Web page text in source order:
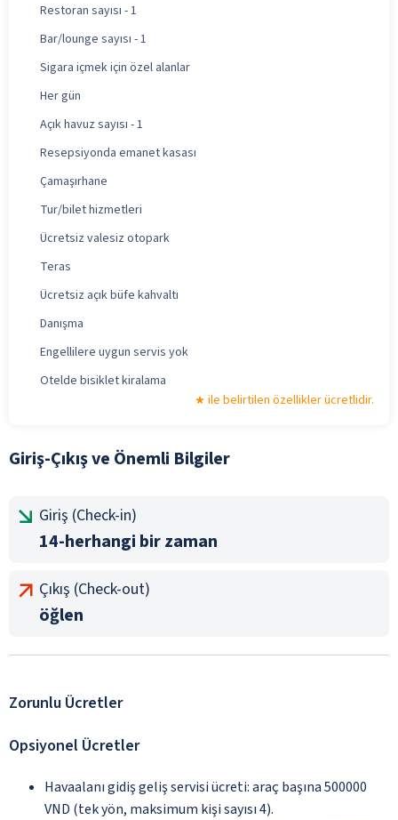
Restoran sayısı - 1
Bar/lounge sayısı - 1
Sigara içmek için özel alanlar
Her gün
Açık havuz sayısı - 1
Resepsiyonda emanet kasası
Çamaşırhane
Tur/bilet hizmetleri
Ücretsiz valesiz otopark
Teras
Ücretsiz açık büfe kahvaltı
Danışma
Engellilere uygun servis yok
Otelde bisiklet kiralama
ile belirtilen özellikler ücretlidir.
Giriş-Çıkış ve Önemli Bilgiler
Giriş (Check-in)
14-herhangi bir zaman
Çıkış (Check-out)
öğlen
Zorunlu Ücretler
Opsiyonel Ücretler
Havaalanı gidiş geliş servisi ücreti: araç başına 500000
VND (tek yön, maksimum kişi sayısı 4).